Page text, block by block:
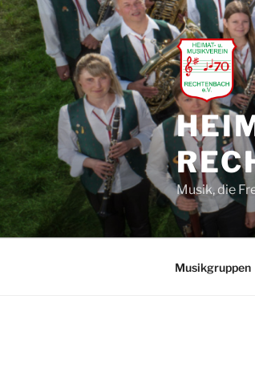
Zum
Inhalt
springen
Musik, die
Musikgruppen